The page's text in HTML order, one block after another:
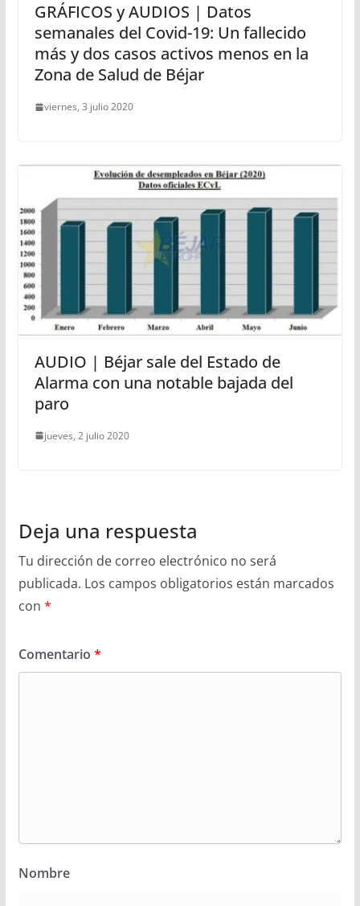
GRÁFICOS y AUDIOS | Datos
semanales del Covid-19: Un fallecido
más y dos casos activos menos en la
Zona de Salud de Béjar
viernes, 3 julio 2020
AUDIO | Béjar sale del Estado de
Alarma con una notable bajada del
paro
jueves, 2 julio 2020
Deja una respuesta
Tu dirección de correo electrónico no será
publicada. Los campos obligatorios están marcados
con *
Comentario *
Nombre